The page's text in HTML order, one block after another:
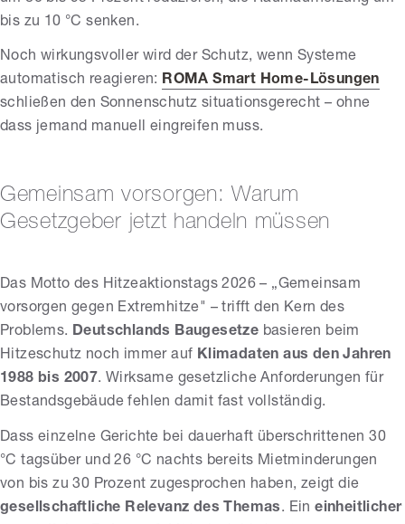
bis zu 10 °C senken.
Noch wirkungsvoller wird der Schutz, wenn Systeme
automatisch reagieren: ROMA Smart Home-Lösungen
schließen den Sonnenschutz situationsgerecht – ohne
dass jemand manuell eingreifen muss.
Gemeinsam vorsorgen: Warum
Gesetzgeber jetzt handeln müssen
Das Motto des Hitzeaktionstags 2026 – „Gemeinsam
vorsorgen gegen Extremhitze" – trifft den Kern des
Problems. Deutschlands Baugesetze basieren beim
Hitzeschutz noch immer auf Klimadaten aus den Jahren
1988 bis 2007. Wirksame gesetzliche Anforderungen für
Bestandsgebäude fehlen damit fast vollständig.
Dass einzelne Gerichte bei dauerhaft überschrittenen 30
°C tagsüber und 26 °C nachts bereits Mietminderungen
von bis zu 30 Prozent zugesprochen haben, zeigt die
gesellschaftliche Relevanz des Themas. Eineinheitlicher